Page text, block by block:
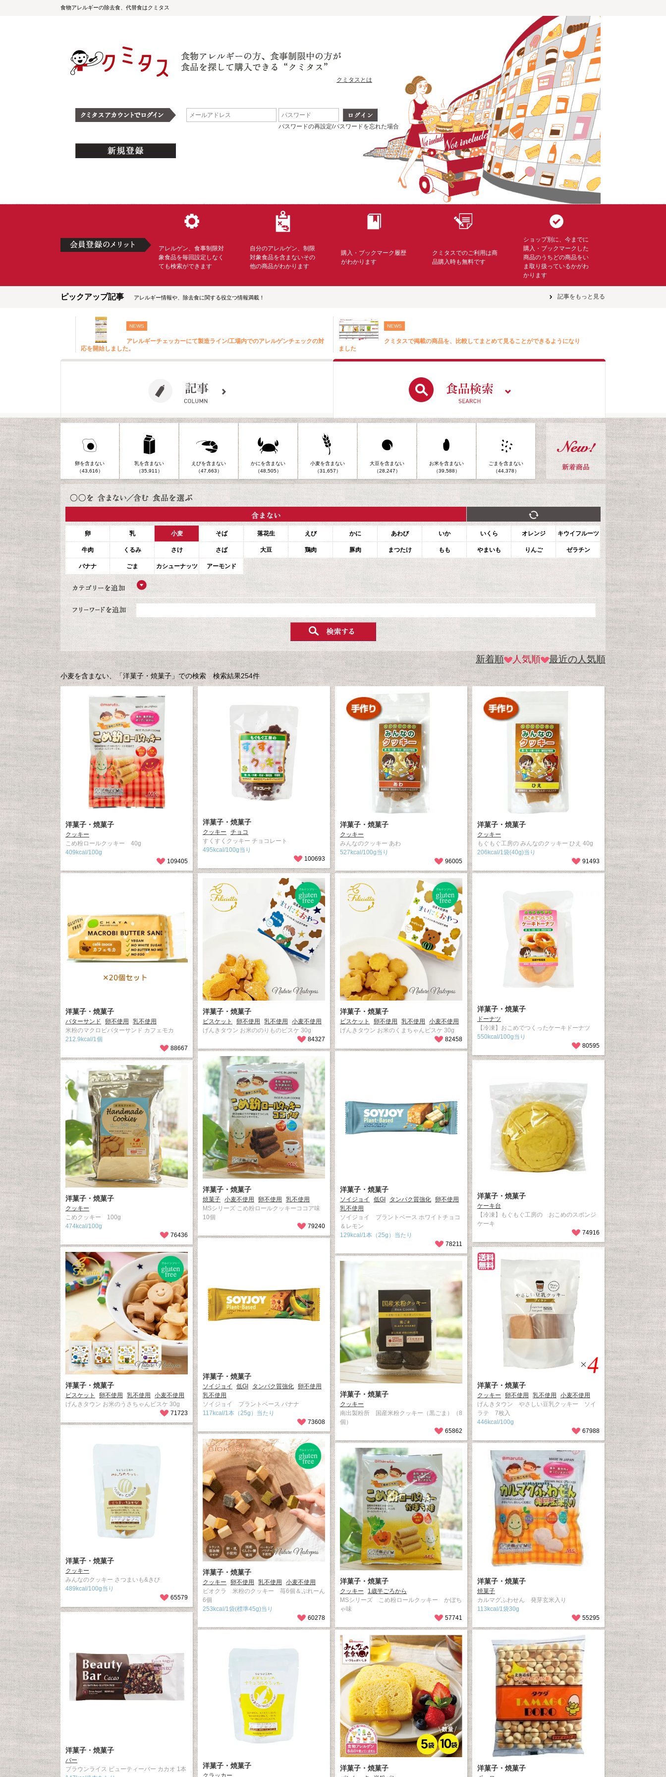
食物アレルギーの除去食、代替食はクミタス
クミタスとは
パスワードの再設定/パスワードを忘れた場合
アレルゲン、食事制限対
象食品を毎回設定しなく
ても検索ができます
自分のアレルゲン、制限
対象食品を含まないその
他の商品がわかります
購入・ブックマーク履歴
がわかります
クミタスでのご利用は商
品購入時も無料です
ショップ別に、今までに
購入・ブックマークした
商品のうちどの商品をい
ま取り扱っているかがわ
かります
ピックアップ記事 アレルギー情報や、除去食に関する役立つ情報満載！ 記事をもっと見る
NEWS
アレルギーチェッカーにて製造ライン/工場内でのアレルゲンチェックの対
応を開始しました。
NEWS
クミタスで掲載の商品を、比較してまとめて見ることができるようになり
ました
卵を含まない
（43,616）
乳を含まない
（35,911）
えびを含まない
（47,663）
かにを含まない
（48,505）
小麦を含まない
（31,657）
大豆を含まない
（28,247）
お米を含まない
（39,588）
ごまを含まない
（44,378）
卵 乳 小麦 そば 落花生 えび かに あわび いか いくら オレンジ キウイフルーツ
牛肉 くるみ さけ さば 大豆 鶏肉 豚肉 まつたけ もも やまいも りんご ゼラチン
バナナ ごま カシューナッツ アーモンド
新着順 人気順 最近の人気順
小麦を含まない、「洋菓子・焼菓子」での検索 検索結果254件
洋菓子・焼菓子
クッキー
こめ粉ロールクッキー 40g
409kcal/100g
109405
洋菓子・焼菓子
クッキー
チョコ
すくすくクッキー チョコレート
495kcal/100g当り
100693
洋菓子・焼菓子
クッキー
みんなのクッキー あわ
527kcal/100g当り
96005
洋菓子・焼菓子
クッキー
もぐもぐ工房の みんなのクッキー ひえ 40g
206kcal/1袋(40g)当り
91493
洋菓子・焼菓子
バターサンド 卵不使用
乳不使用
米粉のマクロビバターサンド カフェモカ
212.9kcal/1個
88667
洋菓子・焼菓子
ビスケット 卵不使用 乳不使用
小麦不使用
げんきタウン お米ののりものビスケ 30g
84327
洋菓子・焼菓子
ビスケット 卵不使用 乳不使用
小麦不使用
げんきタウン お米のくまちゃんビスケ 30g
82458
洋菓子・焼菓子
ドーナツ
【冷凍】おこめでつくったケーキドーナツ
550kcal/100g当り
80595
洋菓子・焼菓子
焼菓子 小麦不使用 卵不使用
乳不使用
MSシリーズ こめ粉ロールクッキーココア味
10個
79240
洋菓子・焼菓子
ソイジョイ 低GI タンパク質強化
卵不使用
乳不使用
ソイジョイ プラントベース ホワイトチョコ
＆レモン
129kcal/1本（25g）当たり
78211
洋菓子・焼菓子
クッキー
こめクッキー 100g
474kcal/100g
76436
洋菓子・焼菓子
ケーキ台
【冷凍】もぐもぐ工房の おこめのスポンジ
ケーキ
74916
洋菓子・焼菓子
ソイジョイ 低GI タンパク質強化
卵不使用
乳不使用
ソイジョイ プラントベース バナナ
117kcal/1本（25g）当たり
73608
洋菓子・焼菓子
ビスケット 卵不使用 乳不使用
小麦不使用
げんきタウン お米のうさちゃんビスケ 30g
71723
洋菓子・焼菓子
クッキー 卵不使用 乳不使用
小麦不使用
げんきタウン やさしい豆乳クッキー ソイ
ラテ 7枚入
446kcal/100g
67988
洋菓子・焼菓子
クッキー
南出製粉所 国産米粉クッキー（黒ごま）（8
個）
65862
洋菓子・焼菓子
クッキー
みんなのクッキー さつまいも&きび
489kcal/100g当り
65579
洋菓子・焼菓子
クッキー 卵不使用 乳不使用
小麦不使用
ビオクラ 米粉のクッキー 苺6個＆ぷれーん
6個
253kcal/1袋(標準45g)当り
60278
洋菓子・焼菓子
クッキー
1歳半ごろから
MSシリーズ こめ粉ロールクッキー かぼち
ゃ味
57741
洋菓子・焼菓子
焼菓子
カルマグふわせん 発芽玄米入り
113kcal/1袋30g
55295
洋菓子・焼菓子
バー
ブラウンライス ビューティーバー カカオ 1本
洋菓子・焼菓子
クラッカー
洋菓子・焼菓子 洋菓子・焼菓子